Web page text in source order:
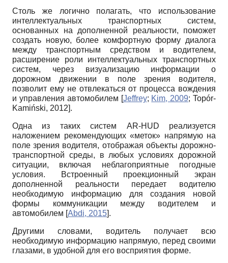
Столь же логично полагать, что использование
интеллектуальных транспортных систем,
основанных на дополненной реальности, поможет
создать новую, более комфортную форму диалога
между транспортным средством и водителем,
расширение роли интеллектуальных транспортных
систем, через визуализацию информации о
дорожном движении в поле зрения водителя,
позволит ему не отвлекаться от процесса вождения
и управления автомобилем [Jeffrey; Kim, 2009;Topór-
Kamiński, 2012].
Одна из таких систем AR-HUD реализуется
наложением рекомендующих «меток» напрямую на
поле зрения водителя, отображая объекты дорожно-
транспортной среды, в любых условиях дорожной
ситуации, включая неблагоприятные погодные
условия. Встроенный проекционный экран
дополненной реальности передает водителю
необходимую информацию для создания новой
формы коммуникации между водителем и
автомобилем [Abdi, 2015].
Другими словами, водитель получает всю
необходимую информацию напрямую, перед своими
глазами, в удобной для его восприятия форме.